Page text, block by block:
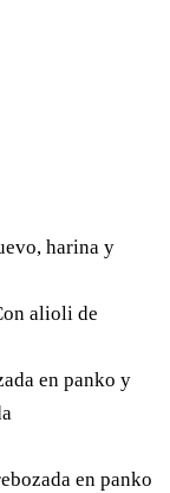
harina y
alioli de
en panko y
en panko